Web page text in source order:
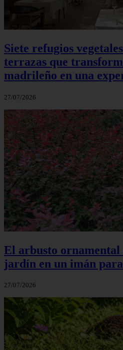
Siete refugios
terrazas que
madrileño en una
27/07/2026
El arbusto
jardín en un imán
27/07/2026